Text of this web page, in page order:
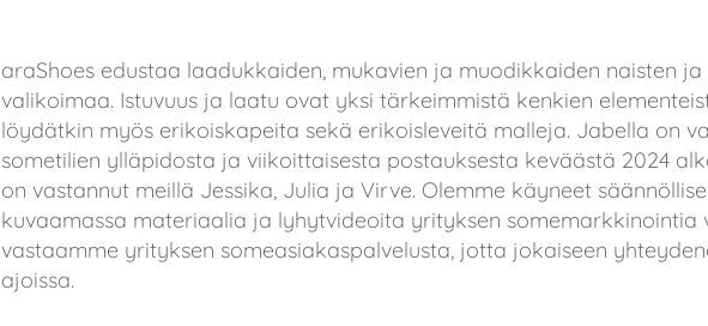
araShoes edustaa laadukkaiden, mukavien ja muodikkaiden naisten
valikoimaa. Istuvuus ja laatu ovat yksi tärkeimmistä kenkien
löydätkin myös erikoiskapeita sekä erikoisleveitä malleja. Jabella on
sometilien ylläpidosta ja viikoittaisesta postauksesta keväästä 2024
on vastannut meillä Jessika, Julia ja Virve. Olemme käyneet
kuvaamassa materiaalia ja lyhytvideoita yrityksen somemarkkinointia
vastaamme yrityksen someasiakaspalvelusta, jotta jokaiseen
ajoissa.